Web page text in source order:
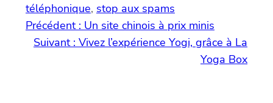
téléphonique, stop aux spams
Précédent : Un site chinois à prix minis
Suivant : Vivez l’expérience Yogi, grâce à La
Yoga Box